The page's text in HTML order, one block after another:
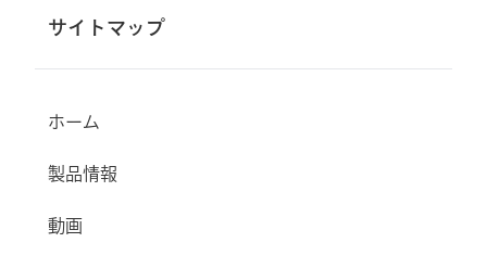
サイトマップ
ホーム
製品情報
動画